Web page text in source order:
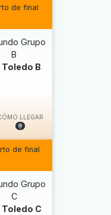
de final
Grupo
B
Toledo B
LLEGAR
de final
Grupo
C
Toledo C